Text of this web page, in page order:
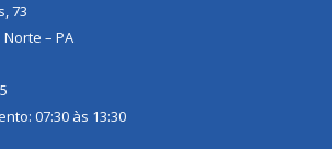
73
– PA
07:30 às 13:30